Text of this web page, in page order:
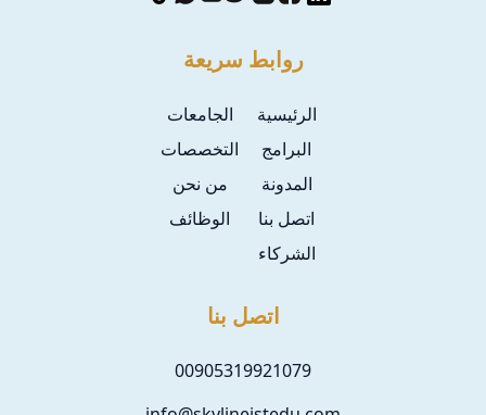
روابط سريعة
الرئيسية
الجامعات
البرامج
التخصصات
المدونة
من نحن
اتصل بنا
الوظائف
الشركاء
اتصل بنا
00905319921079